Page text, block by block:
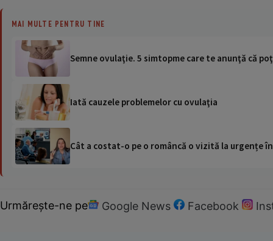
MAI MULTE PENTRU TINE
Semne ovulaţie. 5 simtopme care te anunţă că
Iată cauzele problemelor cu ovulaţia
Cât a costat-o pe o româncă o vizită la urgențe
Urmărește-ne pe Google News Facebook